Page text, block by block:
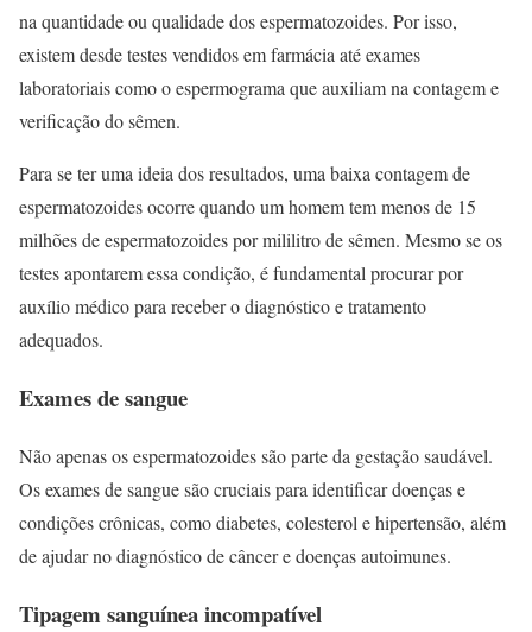
na quantidade ou qualidade dos espermatozoides. Por isso,
existem desde testes vendidos em farmácia até exames
laboratoriais como o espermograma que auxiliam na contagem e
verificação do sêmen.
Para se ter uma ideia dos resultados, uma baixa contagem de
espermatozoides ocorre quando um homem tem menos de 15
milhões de espermatozoides por mililitro de sêmen. Mesmo se os
testes apontarem essa condição, é fundamental procurar por
auxílio médico para receber o diagnóstico e tratamento
adequados.
Exames de sangue
Não apenas os espermatozoides são parte da gestação saudável.
Os exames de sangue são cruciais para identificar doenças e
condições crônicas, como diabetes, colesterol e hipertensão, além
de ajudar no diagnóstico de câncer e doenças autoimunes.
Tipagem sanguínea incompatível